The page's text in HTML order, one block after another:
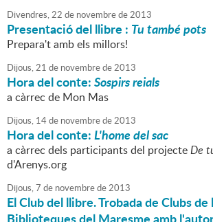
Divendres,22 de novembrede2013
Presentació del llibre : Tu també pots
Prepara't amb els millors!
Dijous,21 de novembrede2013
Hora del conte:Sospirs reials
a càrrec de Mon Mas
Dijous, 14de novembrede2013
Hora del conte:L'home del sac
a càrrec dels participants del projecteDe
d'Arenys.org
Dijous,7 de novembrede2013
El Club del llibre. Trobada de Clubs